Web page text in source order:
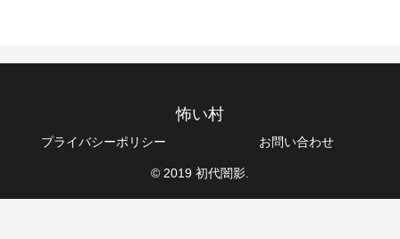
怖い村
プライバシーポリシー お問い合わせ
© 2019 初代闇影.